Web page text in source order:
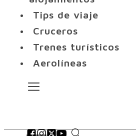
Tips de viaje
Cruceros
Trenes turísticos
Aerolíneas